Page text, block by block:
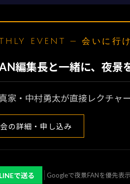
EVENT — 会いに行け
編集長と一緒に、夜景
家・中村勇太が直接レクチャ
の詳細・申し込み
LINEで送る Googleで夜景FANを優先表